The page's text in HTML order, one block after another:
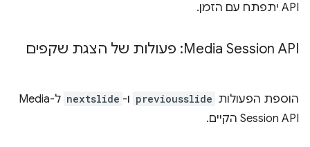
API יתפתח עם הזמן.
Media Session API: פעולות של הצגת שקפים
הוספת הפעולות previousslide ו- nextslide
ל-Media
Session API הקיים.